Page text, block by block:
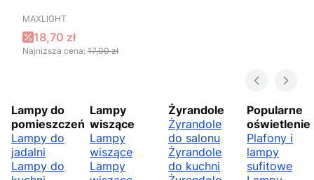
PRODUCENT
MAXLIGHT
Cena promocyjna
18,70 zł
Najniższa cena: 17,00 zł
Lampy do
pomieszczeń
Lampy do
jadalni
Lampy do
Lampy
wiszące
Lampy
wiszące
Lampy
Żyrandole
Żyrandole
do salonu
Żyrandole
do kuchni
Popularne
oświetlenie
Plafony i
lampy
sufitowe